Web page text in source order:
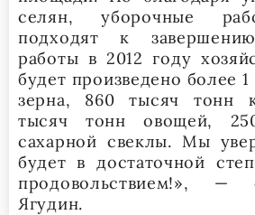
селян, уборочные
подходят к
работы в 2012 году
будет произведено более
зерна, 860 тысяч тонн
тысяч тонн овощей,
сахарной свеклы. Мы
будет в достаточной
продовольствием!», —
Ягудин.